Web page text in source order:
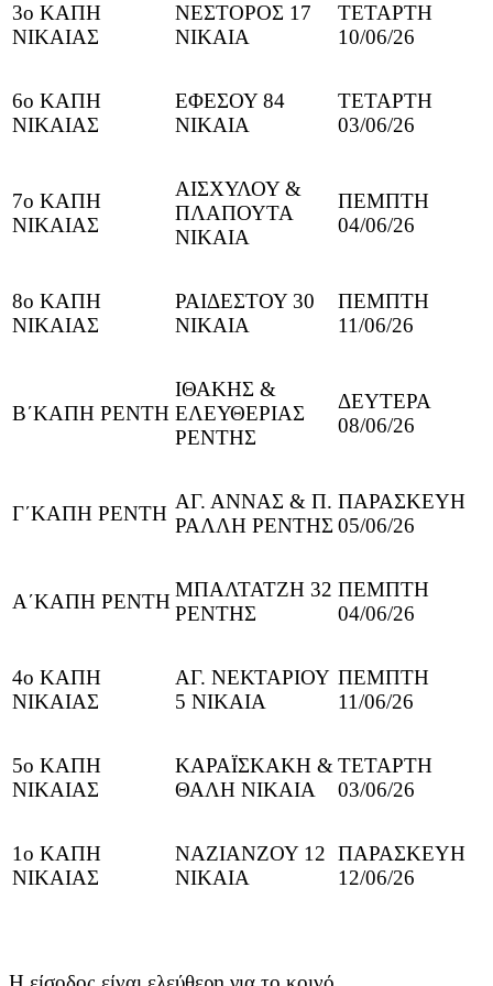
3ο ΚΑΠΗ
ΝΙΚΑΙΑΣ
ΝΕΣΤΟΡΟΣ 17
ΝΙΚΑΙΑ
ΤΕΤΑΡΤΗ
10/06/26
6ο ΚΑΠΗ
ΝΙΚΑΙΑΣ
ΕΦΕΣΟΥ 84
ΝΙΚΑΙΑ
ΤΕΤΑΡΤΗ
03/06/26
7ο ΚΑΠΗ
ΝΙΚΑΙΑΣ
ΑΙΣΧΥΛΟΥ &
ΠΛΑΠΟΥΤΑ
ΝΙΚΑΙΑ
ΠΕΜΠΤΗ
04/06/26
8ο ΚΑΠΗ
ΝΙΚΑΙΑΣ
ΡΑΙΔΕΣΤΟΥ 30
ΝΙΚΑΙΑ
ΠΕΜΠΤΗ
11/06/26
Β΄ΚΑΠΗ ΡΕΝΤΗ
ΙΘΑΚΗΣ &
ΕΛΕΥΘΕΡΙΑΣ
ΡΕΝΤΗΣ
ΔΕΥΤΕΡΑ
08/06/26
Γ΄ΚΑΠΗ ΡΕΝΤΗ
ΑΓ. ΑΝΝΑΣ & Π.
ΡΑΛΛΗ ΡΕΝΤΗΣ
ΠΑΡΑΣΚΕΥΗ
05/06/26
Α΄ΚΑΠΗ ΡΕΝΤΗ
ΜΠΑΛΤΑΤΖΗ 32
ΡΕΝΤΗΣ
ΠΕΜΠΤΗ
04/06/26
4ο ΚΑΠΗ
ΝΙΚΑΙΑΣ
ΑΓ. ΝΕΚΤΑΡΙΟΥ
5 ΝΙΚΑΙΑ
ΠΕΜΠΤΗ
11/06/26
5ο ΚΑΠΗ
ΝΙΚΑΙΑΣ
ΚΑΡΑΪΣΚΑΚΗ &
ΘΑΛΗ ΝΙΚΑΙΑ
ΤΕΤΑΡΤΗ
03/06/26
1ο ΚΑΠΗ
ΝΙΚΑΙΑΣ
ΝΑΖΙΑΝΖΟΥ 12
ΝΙΚΑΙΑ
ΠΑΡΑΣΚΕΥΗ
12/06/26